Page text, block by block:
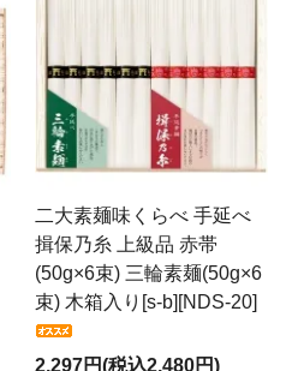
二大素麺味くらべ 手延べ
揖保乃糸 上級品 赤帯
(50g×6束) 三輪素麺(50g×6
束) 木箱入り[s-b][NDS-20]
2,297円(税込2,480円)